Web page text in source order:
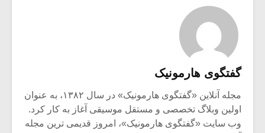
گفتگوی هارمونیک
مجله آنلاین «گفتگوی هارمونیک» در سال ۱۳۸۲، به عنوان
اولین وبلاگ تخصصی و مستقل موسیقی آغاز به کار کرد.
وب سایت «گفتگوی هارمونیک»، امروز قدیمی ترین مجله